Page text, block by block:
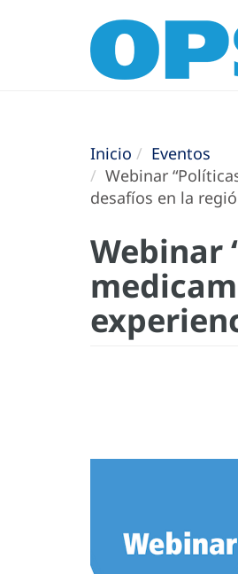
Inicio
Eventos
Webinar
desafíos en la
Webinar